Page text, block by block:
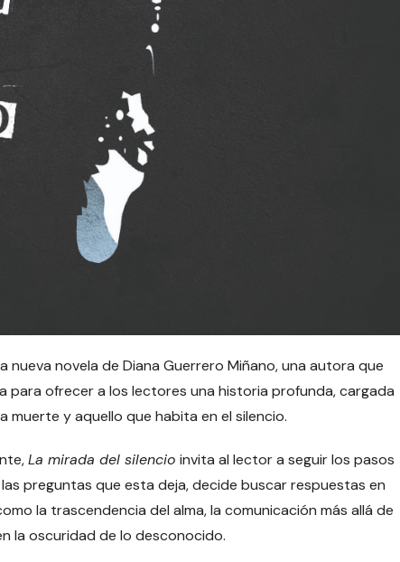
nueva novela de Diana Guerrero Miñano, una autora que
para ofrecer a los lectores una historia profunda, cargada
muerte y aquello que habita en el silencio.
La mirada del silencio invita al lector a seguir los pasos
preguntas que esta deja, decide buscar respuestas en
la trascendencia del alma, la comunicación más allá de
la oscuridad de lo desconocido.